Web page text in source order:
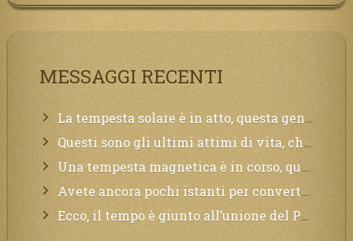
MESSAGGI RECENTI
La tempesta solare è in atto, questa generazione soffrirà molto, la Terra arderà, l’acqua sarà contaminata, il cibo non sarà più nelle vostre mense.
Questi sono gli ultimi attimi di vita, chi si vuole salvare Mi chiami in suo aiuto.
Una tempesta magnetica è in corso, questa generazione patirà. Il black out non tarderà ad arrivare e tutta la Terra sarà oscurata.
Avete ancora pochi istanti per convertirvi, non perdete tempo, la sciagura arriverà all’improvviso e per chi non si sarà preparato saranno dolori.
Ecco, il tempo è giunto all’unione del Padre con il figlio, non avete che da attendere pochissimo.